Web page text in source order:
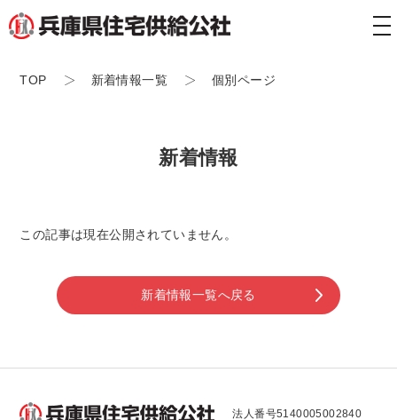
TOP 新着情報一覧 個別ページ
新着情報
この記事は現在公開されていません。
新着情報一覧へ戻る
法人番号5140005002840